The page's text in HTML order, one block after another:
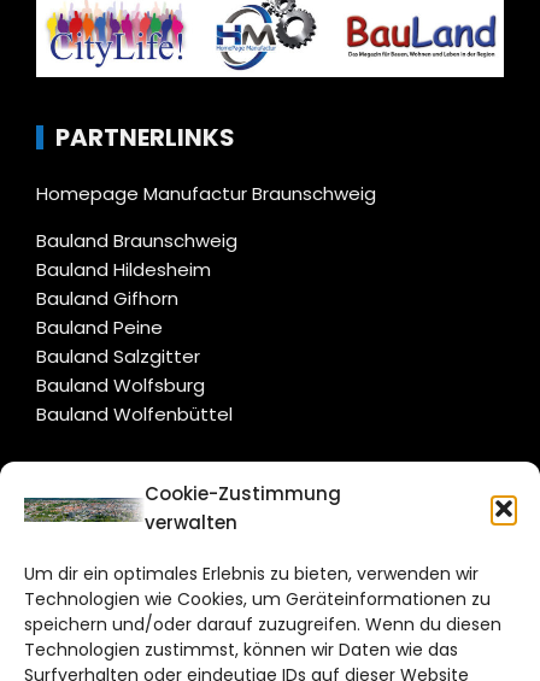
Cookie-Zustimmung
verwalten
Um dir ein optimales Erlebnis zu bieten, verwenden wir
Technologien wie Cookies, um Geräteinformationen zu
speichern und/oder darauf zuzugreifen. Wenn du diesen
Technologien zustimmst, können wir Daten wie das
Surfverhalten oder eindeutige IDs auf dieser Website
PARTNERLINKS
Homepage Manufactur Braunschweig
Bauland Braunschweig
Bauland Hildesheim
Bauland Gifhorn
Bauland Peine
Bauland Salzgitter
Bauland Wolfsburg
Bauland Wolfenbüttel
CITYLIFE!
Bruchtorwall 12
38100 Braunschweig
Telefon: 0531 387220 – 65